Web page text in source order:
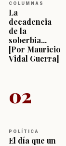
COLUMNAS
La
decadencia
de la
soberbia...
[Por Mauricio
Vidal Guerra]
02
POLÍTICA
El día que un